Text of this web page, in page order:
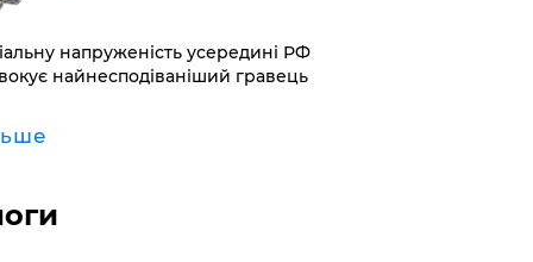
напруженість усередині РФ
найнесподіваніший гравець